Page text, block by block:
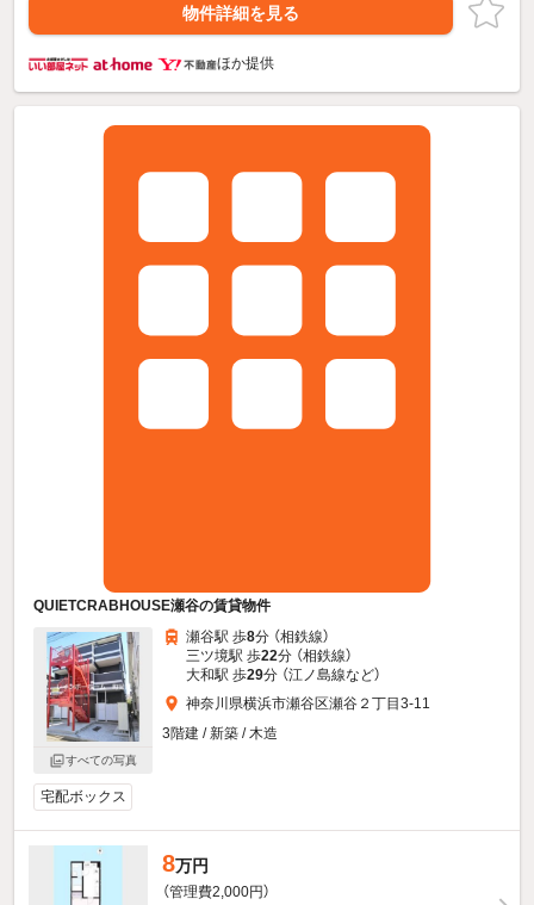
物件詳細を見る
ほか提供
QUIETCRABHOUSE瀬谷の賃貸物件
すべての写真
瀬谷駅 歩8分 （相鉄線）
三ツ境駅 歩22分 （相鉄線）
大和駅 歩29分 （江ノ島線など）
神奈川県横浜市瀬谷区瀬谷２丁目3-11
3階建 / 新築 / 木造
宅配ボックス
8万円
（管理費2,000円）